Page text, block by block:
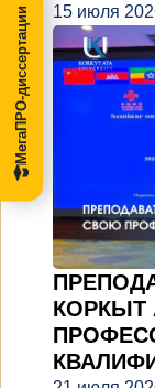
15 июля
МегаПРО-диссертации